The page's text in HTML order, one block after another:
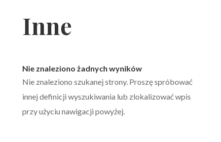
Inne
Nie znaleziono żadnych wyników
Nie znaleziono szukanej strony. Proszę spróbować
innej definicji wyszukiwania lub zlokalizować wpis
przy użyciu nawigacji powyżej.